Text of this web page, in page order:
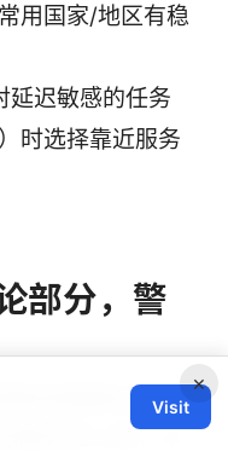
用国家/地区有稳
延迟敏感的任务
时选择靠近服务
部分，警
晰地理解如何申请
稳定的上网，以
×
Visit